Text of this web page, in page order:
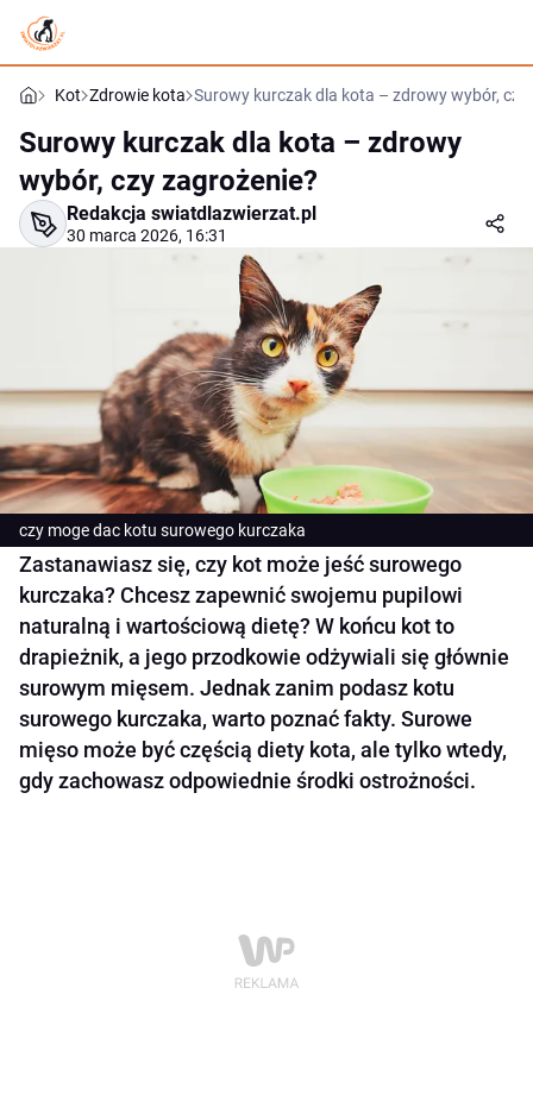
Kot Zdrowie kota Surowy kurczak dla kota – zdrowy wybór, czy
Surowy kurczak dla kota – zdrowy
wybór, czy zagrożenie?
Redakcja swiatdlazwierzat.pl
30 marca 2026, 16:31
czy moge dac kotu surowego kurczaka
Zastanawiasz się, czy kot może jeść surowego
kurczaka? Chcesz zapewnić swojemu pupilowi
naturalną i wartościową dietę? W końcu kot to
drapieżnik, a jego przodkowie odżywiali się głównie
surowym mięsem. Jednak zanim podasz kotu
surowego kurczaka, warto poznać fakty. Surowe
mięso może być częścią diety kota, ale tylko wtedy,
gdy zachowasz odpowiednie środki ostrożności.